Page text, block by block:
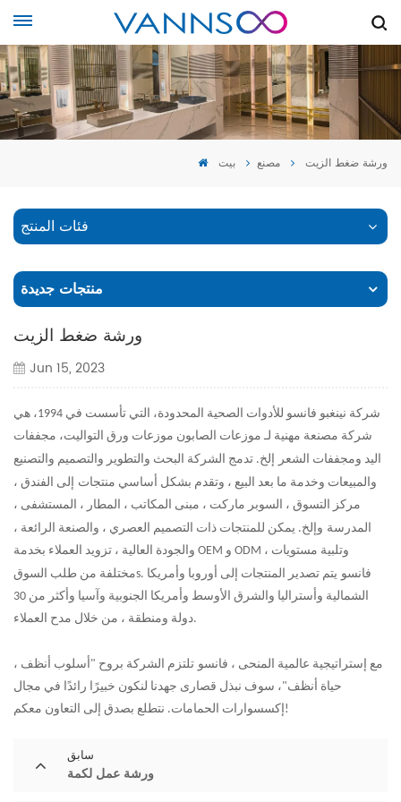
بيت مصنع ورشة ضغط الزيت
فئات المنتج
منتجات جديدة
ورشة ضغط الزيت
Jun 15, 2023
شركة نينغبو فانسو للأدوات الصحية المحدودة، التي تأسست في 1994، هي
شركة مصنعة مهنية لـ موزعات الصابون موزعات ورق التواليت، مجففات
اليد ومجففات الشعر
إلخ. تدمج الشركة البحث والتطوير والتصميم والتصنيع
والمبيعات وخدمة ما بعد البيع ، وتقدم بشكل أساسي منتجات
إلى الفندق ،
مركز التسوق ، السوبر ماركت ، مبنى المكاتب ، المطار ، المستشفى ،
المدرسة وإلخ. يمكن للمنتجات ذات التصميم العصري ، والصنعة الرائعة ،
والجودة العالية ، تزويد العملاء بخدمة OEM و ODM ، وتلبية مستويات
مختلفة من طلب السوقs. فانسو يتم تصدير المنتجات إلى أوروبا وأمريكا
الشمالية وأستراليا والشرق الأوسط وأمريكا الجنوبية وآسيا وأكثر من 30
دولة ومنطقة ، من خلال مدح العملاء.
مع إستراتيجية عالمية المنحى ، فانسو تلتزم الشركة بروح " أسلوب أنظف ،
حياة أنظف"، سوف نبذل قصارى جهدنا لنكون خبيرًا رائدًا في مجال
إكسسوارات الحمامات. نتطلع بصدق إلى التعاون معكم!
سابق
ورشة عمل لكمة